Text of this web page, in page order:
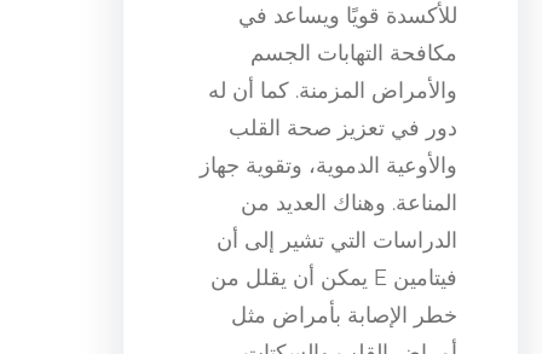
للأكسدة قويًا ويساعد في
مكافحة التهابات الجسم
والأمراض المزمنة. كما أن له
دور في تعزيز صحة القلب
والأوعية الدموية، وتقوية جهاز
المناعة. وهناك العديد من
الدراسات التي تشير إلى أن
فيتامين E يمكن أن يقلل من
خطر الإصابة بأمراض مثل